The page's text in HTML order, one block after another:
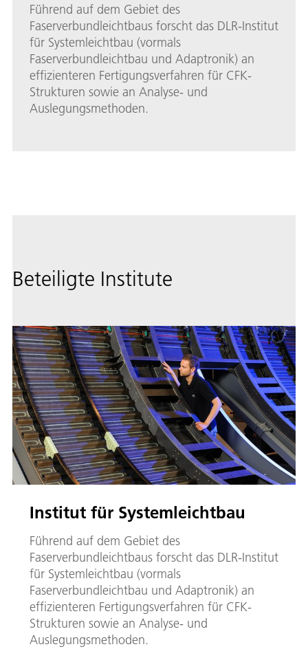
Führend auf dem Gebiet des
Faserverbundleichtbaus forscht das DLR-Institut
für Systemleichtbau (vormals
Faserverbundleichtbau und Adaptronik) an
effizienteren Fertigungsverfahren für CFK-
Strukturen sowie an Analyse- und
Auslegungsmethoden.
Beteiligte Institute
Institut für Systemleichtbau
Führend auf dem Gebiet des
Faserverbundleichtbaus forscht das DLR-Institut
für Systemleichtbau (vormals
Faserverbundleichtbau und Adaptronik) an
effizienteren Fertigungsverfahren für CFK-
Strukturen sowie an Analyse- und
Auslegungsmethoden.